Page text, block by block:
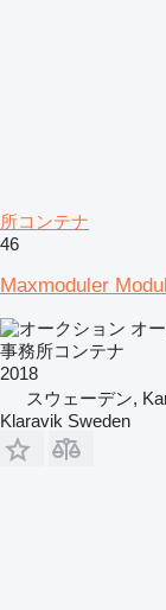
所コンテナ
46
Maxmoduler
オ
事務所コンテナ
2018
スウェーデン,
Klaravik Sweden